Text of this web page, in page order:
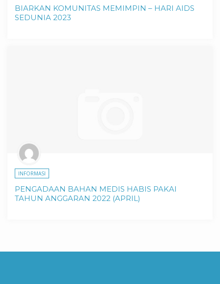
BIARKAN KOMUNITAS MEMIMPIN – HARI AIDS
SEDUNIA 2023
INFORMASI
PENGADAAN BAHAN MEDIS HABIS PAKAI
TAHUN ANGGARAN 2022 (APRIL)